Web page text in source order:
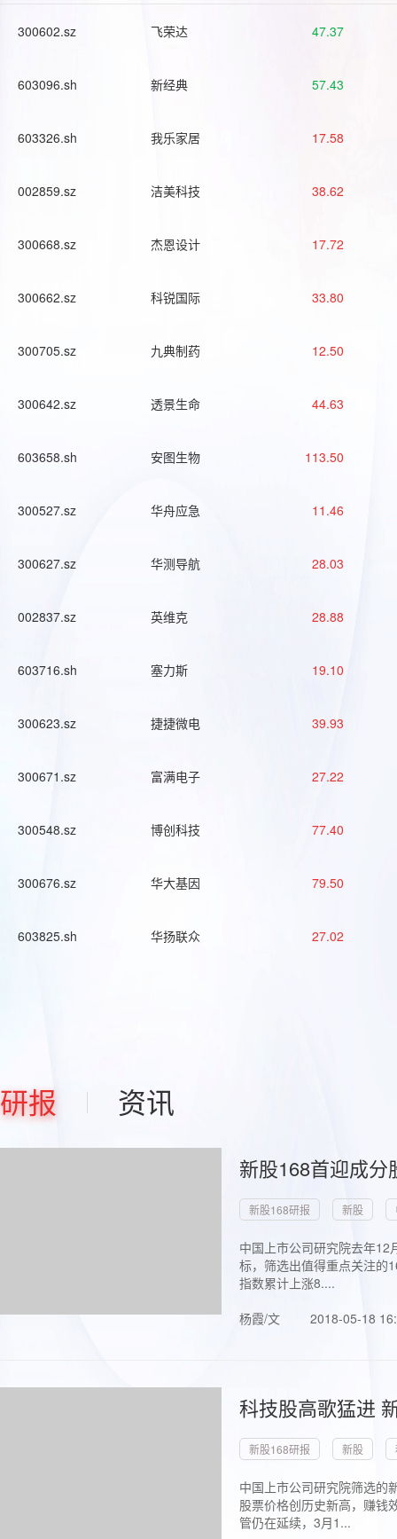
300602.sz 飞荣达 47.37
603096.sh 新经典 57.43
603326.sh 我乐家居 17.58
002859.sz 洁美科技 38.62
300668.sz 杰恩设计 17.72
300662.sz 科锐国际 33.80
300705.sz 九典制药 12.50
300642.sz 透景生命 44.63
603658.sh 安图生物 113.50
300527.sz 华舟应急 11.46
300627.sz 华测导航 28.03
002837.sz 英维克 28.88
603716.sh 塞力斯 19.10
300623.sz 捷捷微电 39.93
300671.sz 富满电子 27.22
300548.sz 博创科技 77.40
300676.sz 华大基因 79.50
603825.sh 华扬联众 27.02
研报 资讯
新股168首迎成
新股168研报 新股
中国上市公司研究院去年
标，筛选出值得重点关注的
指数累计上涨8....
杨霞/文
2018-05-18
科技股高歌猛进
新股168研报 新股
中国上市公司研究院筛选的
股票价格创历史新高，赚钱
管仍在延续，3月1...